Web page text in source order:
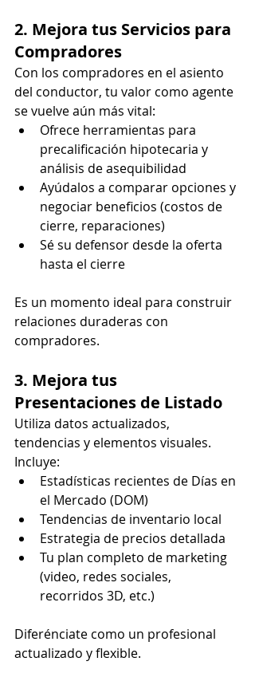
2. Mejora tus Servicios para
Compradores
Con los compradores en el asiento
del conductor, tu valor como agente
se vuelve aún más vital:
Ofrece herramientas para
precalificación hipotecaria y
análisis de asequibilidad
Ayúdalos a comparar opciones y
negociar beneficios (costos de
cierre, reparaciones)
Sé su defensor desde la oferta
hasta el cierre
Es un momento ideal para construir
relaciones duraderas con
compradores.
3. Mejora tus
Presentaciones de Listado
Utiliza datos actualizados,
tendencias y elementos visuales.
Incluye:
Estadísticas recientes de Días en
el Mercado (DOM)
Tendencias de inventario local
Estrategia de precios detallada
Tu plan completo de marketing
(video, redes sociales,
recorridos 3D, etc.)
Diferénciate como un profesional
actualizado y flexible.